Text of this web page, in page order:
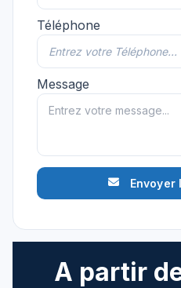
Téléphone
Message
Envoyer
A partir